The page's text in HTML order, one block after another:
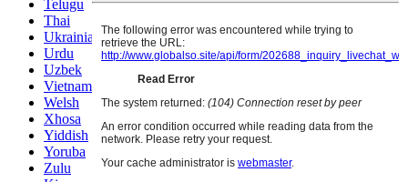
Telugu
Thai
Ukrainian
Urdu
Uzbek
Vietnamese
Welsh
Xhosa
Yiddish
Yoruba
Zulu